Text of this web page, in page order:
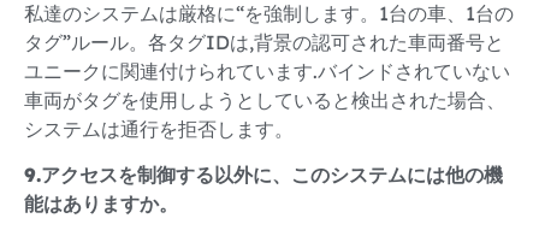
私達のシステムは厳格に“を強制します。1台の車、1台の
タグ”ルール。各タグIDは,背景の認可された車両番号と
ユニークに関連付けられています.バインドされていない
車両がタグを使用しようとしていると検出された場合、
システムは通行を拒否します。
9.アクセスを制御する以外に、このシステムには他の機
能はありますか。